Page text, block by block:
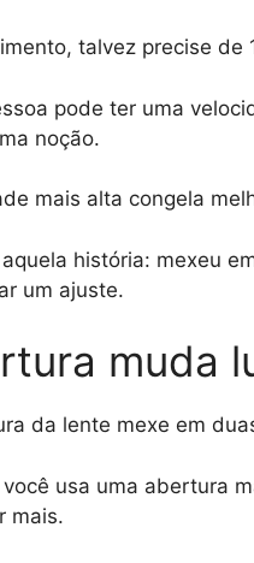
talvez precise de
pode ter uma
noção.
mais alta congela
história: mexeu
um ajuste.
muda
da lente mexe em
usa uma abertura
mais.